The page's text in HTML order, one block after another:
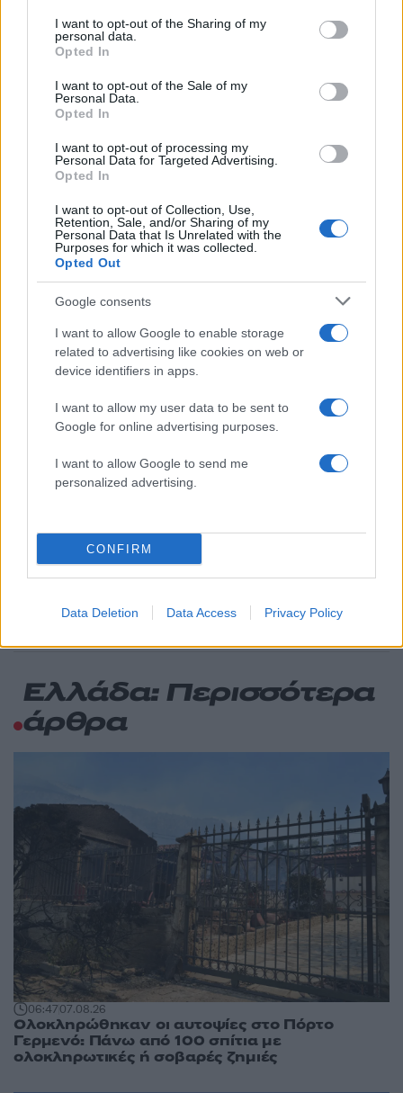
not limited to your visit or usage behaviour. You may click to
grant or deny consent to Google and its third-party tags to
use your data for below specified purposes in below Google
consent section.
I want to opt-out of the Sharing of my
personal data.
Opted In
I want to opt-out of the Sale of my
Personal Data.
Opted In
I want to opt-out of processing my
Personal Data for Targeted Advertising.
Opted In
I want to opt-out of Collection, Use,
Retention, Sale, and/or Sharing of my
Personal Data that Is Unrelated with the
Purposes for which it was collected.
Opted Out
Google consents
I want to allow Google to enable storage
related to advertising like cookies on web or
device identifiers in apps.
I want to allow my user data to be sent to
Google for online advertising purposes.
I want to allow Google to send me
personalized advertising.
CONFIRM
Data Deletion Data Access Privacy Policy
απειλητικά μηνύματα
Canadair 515: Οι πρώτες εικόνες από την
κατασκευή του αεροσκάφους που θα
επιχειρεί και τη νύχτα στα μέτωπα της
φωτιάς
«Αφιέρωσε τη ζωή της στο να βοηθά
ανθρώπους που είχαν ανάγκη» - Η πρώτη
δήλωση της οικογένειας της 38χρονης
Λίζα που βρέθηκε νεκρή στην Κυψέλη
Πιο σχολιασμένα
Μητσοτάκης στην υπογραφή συμφωνίας
για την ηλεκτρική διασύνδεση Ελλάδας –
Κύπρου: «Ισχυρή ψήφος εμπιστοσύνης» η
Έφυγαν οι συνεργάτες, μένει η Μαρία
Καρυστιανού - Η επόμενη μέρα για την
«Ελπίδα για τη Δημοκρατία»
Αυγερινός, Μουτσάτσου και ακόμη 20
πρώην στελέχη κατά Καρυστιανού: «Δεν
αποχωρήσαμε για καρέκλες», αιχμές για
Το πολωμένο μελτέμι που τροφοδότησε
χρόνων»
51 Κρανίου τόπος το Πόρτο Γερμενό μετά το
καταστροφικό πέρασμα της φωτιάς –
Ελλάδα: Περισσότερα
άρθρα
06:4707.08.26
Ολοκληρώθηκαν οι αυτοψίες στο Πόρτο
Γερμενό: Πάνω από 100 σπίτια με
ολοκληρωτικές ή σοβαρές ζημιές